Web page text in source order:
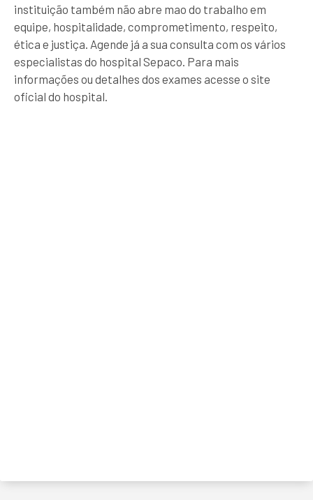
instituição também não abre mao do trabalho em
equipe, hospitalidade, comprometimento, respeito,
ética e justiça. Agende já a sua consulta com os vários
especialistas do hospital Sepaco. Para mais
informações ou detalhes dos exames acesse o site
oficial do hospital.